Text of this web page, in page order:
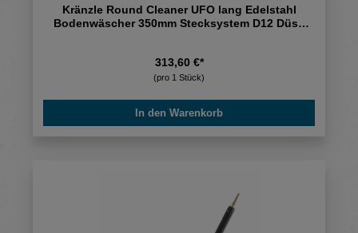
Kränzle Round Cleaner UFO lang Edelstahl
Bodenwäscher 350mm Stecksystem D12 Düse
313,60 €*
(pro 1 Stück)
In den Warenkorb